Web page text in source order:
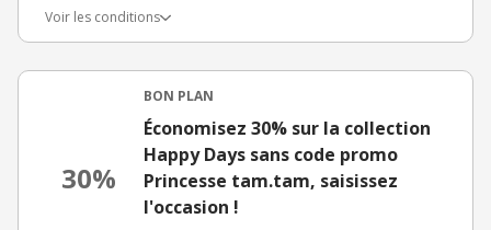
Voir les conditions
30%
BON PLAN
Économisez 30% sur la collection
Happy Days sans code promo
Princesse tam.tam, saisissez
l'occasion !